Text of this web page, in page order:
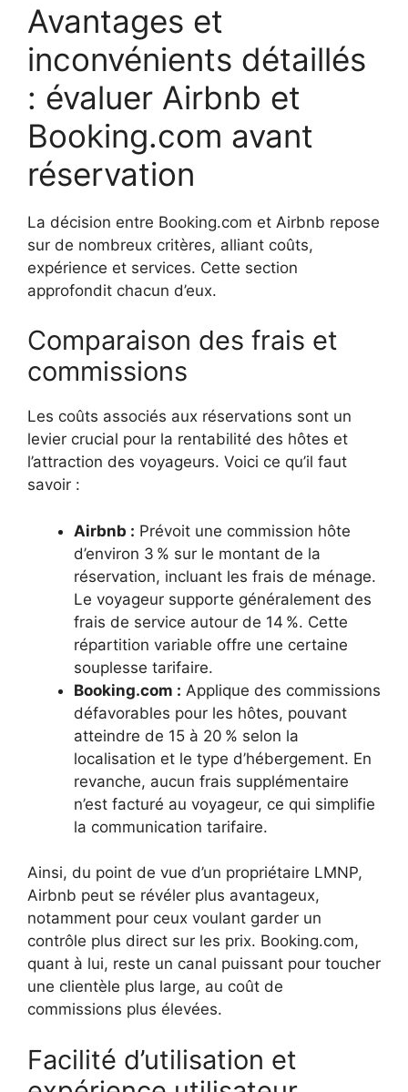
Avantages et
inconvénients détaillés
: évaluer Airbnb et
Booking.com avant
réservation
La décision entre Booking.com et Airbnb repose
sur de nombreux critères, alliant coûts,
expérience et services. Cette section
approfondit chacun d’eux.
Comparaison des frais et
commissions
Les coûts associés aux réservations sont un
levier crucial pour la rentabilité des hôtes et
l’attraction des voyageurs. Voici ce qu’il faut
savoir :
Airbnb : Prévoit une commission hôte
d’environ 3 % sur le montant de la
réservation, incluant les frais de ménage.
Le voyageur supporte généralement des
frais de service autour de 14 %. Cette
répartition variable offre une certaine
souplesse tarifaire.
Booking.com : Applique des commissions
défavorables pour les hôtes, pouvant
atteindre de 15 à 20 % selon la
localisation et le type d’hébergement. En
revanche, aucun frais supplémentaire
n’est facturé au voyageur, ce qui simplifie
la communication tarifaire.
Ainsi, du point de vue d’un propriétaire LMNP,
Airbnb peut se révéler plus avantageux,
notamment pour ceux voulant garder un
contrôle plus direct sur les prix. Booking.com,
quant à lui, reste un canal puissant pour toucher
une clientèle plus large, au coût de
commissions plus élevées.
Facilité d’utilisation et